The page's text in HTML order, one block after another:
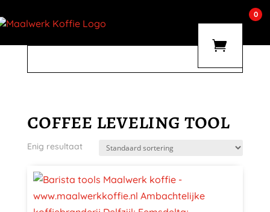
0
coffee leveling tool
Enig resultaat